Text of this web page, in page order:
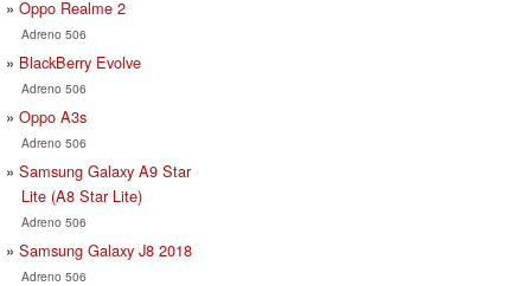
Oppo Realme 2
Adreno 506
BlackBerry Evolve
Adreno 506
Oppo A3s
Adreno 506
Samsung Galaxy A9 Star
Lite (A8 Star Lite)
Adreno 506
Samsung Galaxy J8 2018
Adreno 506